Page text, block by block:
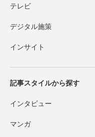
テレビ
デジタル施策
インサイト
記事スタイルから探す
インタビュー
マンガ